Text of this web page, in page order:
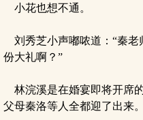
小花也想不通。
刘秀芝小声嘟哝道：“秦老
份大礼啊？”
林浣溪是在婚宴即将开席
父母秦洛等人全都迎了出来。